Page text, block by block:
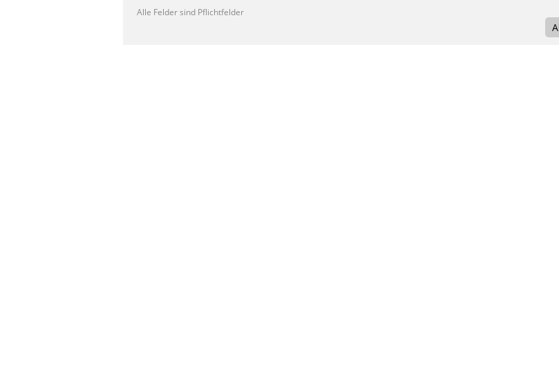
Alle Felder sind Pflichtfelder